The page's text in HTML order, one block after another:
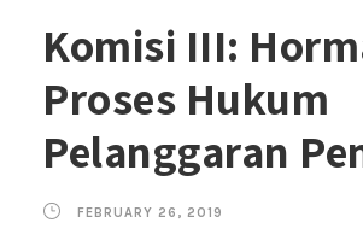
Komisi III:
Proses Hukum
Pelanggaran
FEBRUARY 26, 2019